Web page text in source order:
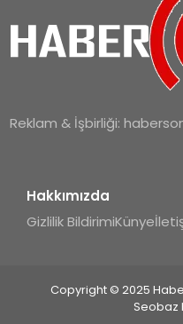
Reklam & İşbirliği:
Hakkımızda
Gizlilik BildirimiKünye
Copyright © 2025
Seobaz